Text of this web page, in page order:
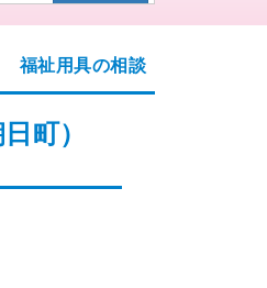
福祉用具の相談
町）